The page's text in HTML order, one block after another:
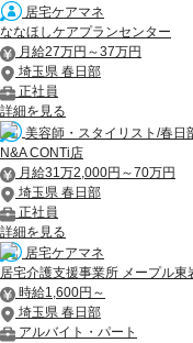
居宅ケアマネ
ななほしケアプランセンター
月給27万円～37万円
埼玉県 春日部
正社員
詳細を見る
美容師・スタイリスト/春日
N&A CONTi店
月給31万2,000円～70万円
埼玉県 春日部
正社員
詳細を見る
居宅ケアマネ
居宅介護支援事業所 メープル東
時給1,600円～
埼玉県 春日部
アルバイト・パート